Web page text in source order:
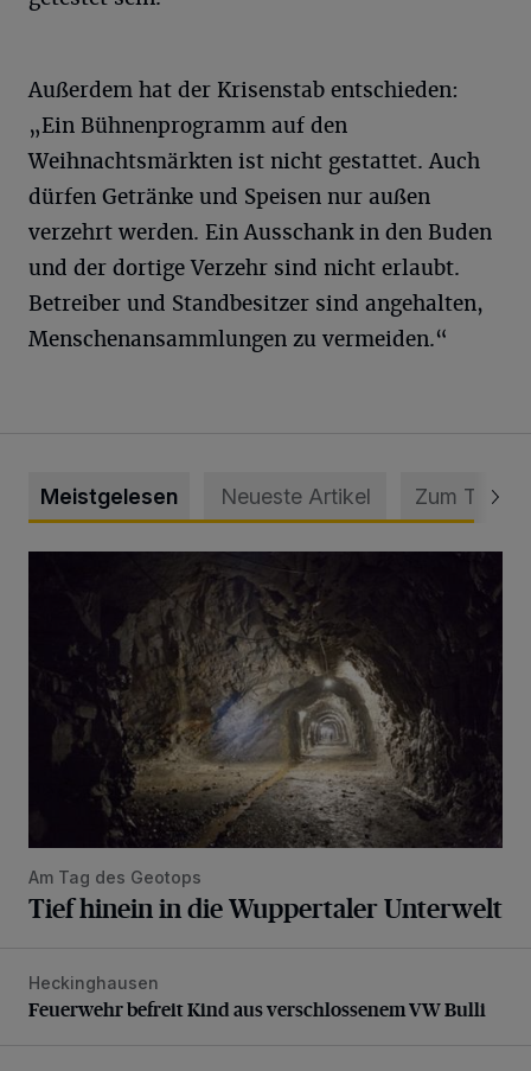
Außerdem hat der Krisenstab entschieden:
„Ein Bühnenprogramm auf den
Weihnachtsmärkten ist nicht gestattet. Auch
dürfen Getränke und Speisen nur außen
verzehrt werden. Ein Ausschank in den Buden
und der dortige Verzehr sind nicht erlaubt.
Betreiber und Standbesitzer sind angehalten,
Menschenansammlungen zu vermeiden.“
Meistgelesen Neueste Artikel Zum Thema
Am Tag des Geotops
Tief hinein in die Wuppertaler Unterwelt
Feuerwehr befreit Kind aus verschlossenem VW Bulli
Heckinghausen
Feuerwehr befreit Kind aus verschlossenem VW Bulli